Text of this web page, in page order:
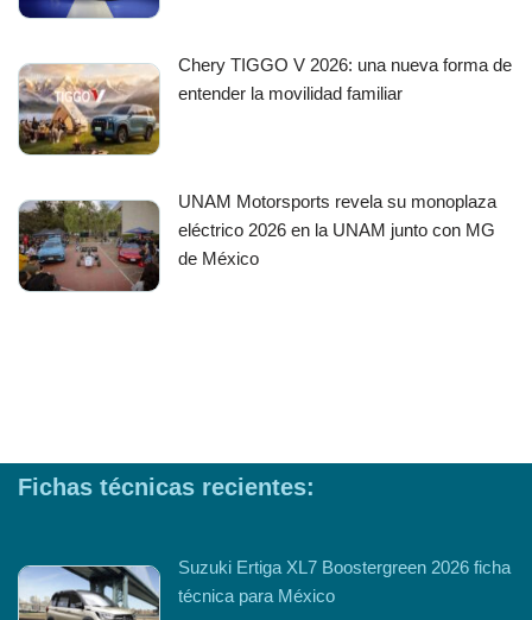
Chery TIGGO V 2026: una nueva forma de
entender la movilidad familiar
UNAM Motorsports revela su monoplaza
eléctrico 2026 en la UNAM junto con MG
de México
Fichas técnicas recientes:
Suzuki Ertiga XL7 Boostergreen 2026 ficha
técnica para México